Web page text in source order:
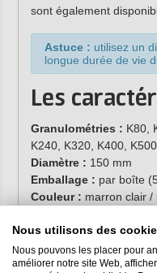
sont également
Astuce : utilisez un
longue durée de vie
Les
Granulométries : K80,
K240, K320, K400,
Diamètre : 150 mm
Emballage : par boîte
Couleur : marron clair /
Version :velcro (velcro)
Grain :céramique
Collage : résine
Nous utilisons des
Nous pouvons les placer pour
améliorer notre site Web,